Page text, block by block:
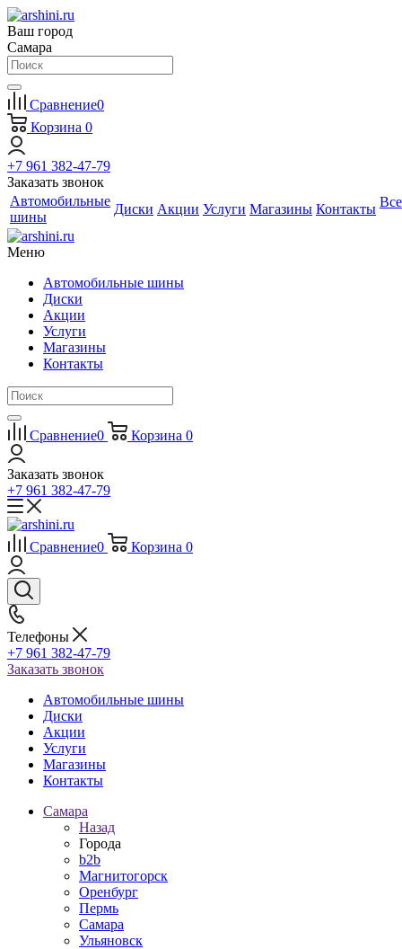
Ваш город
Самара
Сравнение0
Корзина 0
+7 961 382-47-79
Заказать звонок
Автомобильные
шины
Диски Акции Услуги Магазины Контакты Все
Меню
Автомобильные шины
Диски
Акции
Услуги
Магазины
Контакты
Сравнение0 Корзина 0
Заказать звонок
+7 961 382-47-79
Сравнение0 Корзина 0
Телефоны
+7 961 382-47-79
Заказать звонок
Автомобильные шины
Диски
Акции
Услуги
Магазины
Контакты
Самара
Назад
Города
b2b
Магнитогорск
Оренбург
Пермь
Самара
Ульяновск